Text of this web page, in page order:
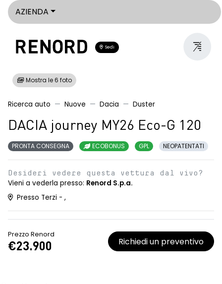
AZIENDA
Sedi
Mostra le 6 foto
Ricerca auto Nuove Dacia Duster
DACIA journey MY26 Eco-G 120
PRONTA CONSEGNA ECOBONUS GPL NEOPATENTATI
Desideri vedere questa vettura dal vivo?
Vieni a vederla presso: Renord S.p.a.
Presso Terzi - ,
Prezzo Renord
€23.900 Richiedi un preventivo